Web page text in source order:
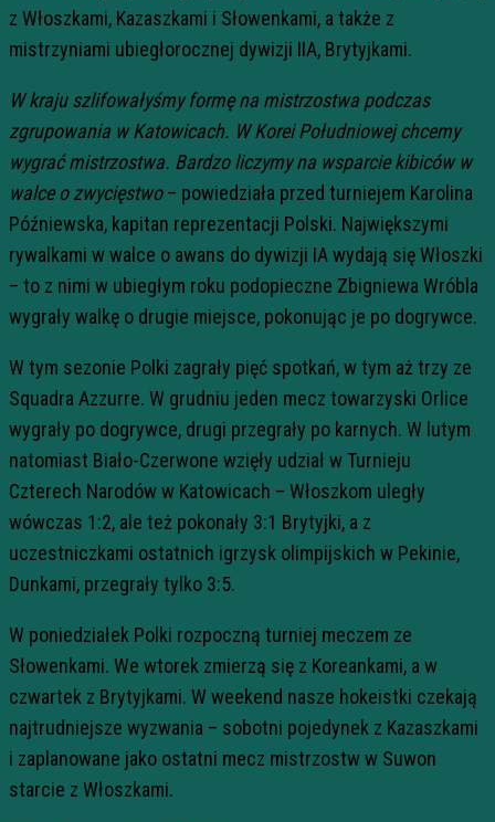
z Włoszkami, Kazaszkami i Słowenkami, a także z
mistrzyniami ubiegłorocznej dywizji IIA, Brytyjkami.
W kraju szlifowałyśmy formę na mistrzostwa podczas
zgrupowania w Katowicach. W Korei Południowej chcemy
wygrać mistrzostwa. Bardzo liczymy na wsparcie kibiców w
walce o zwycięstwo– powiedziała przed turniejem Karolina
Późniewska, kapitan reprezentacji Polski. Największymi
rywalkami w walce o awans do dywizji IA wydają się Włoszki
– to z nimi w ubiegłym roku podopieczne Zbigniewa Wróbla
wygrały walkę o drugie miejsce, pokonując je po dogrywce.
W tym sezonie Polki zagrały pięć spotkań, w tym aż trzy ze
Squadra Azzurre. W grudniu jeden mecz towarzyski Orlice
wygrały po dogrywce, drugi przegrały po karnych. W lutym
natomiast Biało-Czerwone wzięły udział w Turnieju
Czterech Narodów w Katowicach – Włoszkom uległy
wówczas 1:2, ale też pokonały 3:1 Brytyjki, a z
uczestniczkami ostatnich igrzysk olimpijskich w Pekinie,
Dunkami, przegrały tylko 3:5.
W poniedziałek Polki rozpoczną turniej meczem ze
Słowenkami. We wtorek zmierzą się z Koreankami, a w
czwartek z Brytyjkami. W weekend nasze hokeistki czekają
najtrudniejsze wyzwania – sobotni pojedynek z Kazaszkami
i zaplanowane jako ostatni mecz mistrzostw w Suwon
starcie z Włoszkami.